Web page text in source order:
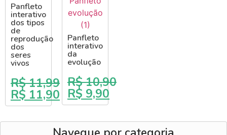
Panfleto
interativo
dos tipos
de
reprodução
dos
seres
vivos
R$11,99
R$ 11,90
Panfleto
interativo
da
evolução
R$10,90
R$ 9,90